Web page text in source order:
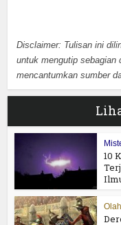
Disclaimer: Tulisan ini
untuk mengutip sebagian
mencantumkan sumber
10